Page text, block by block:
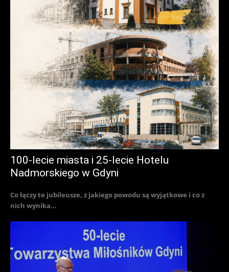
100-lecie miasta i 25-lecie Hotelu
Nadmorskiego w Gdyni
Co łączy te jubileusze, z jakiego powodu są wyjątkowe i co z
nich wynika...